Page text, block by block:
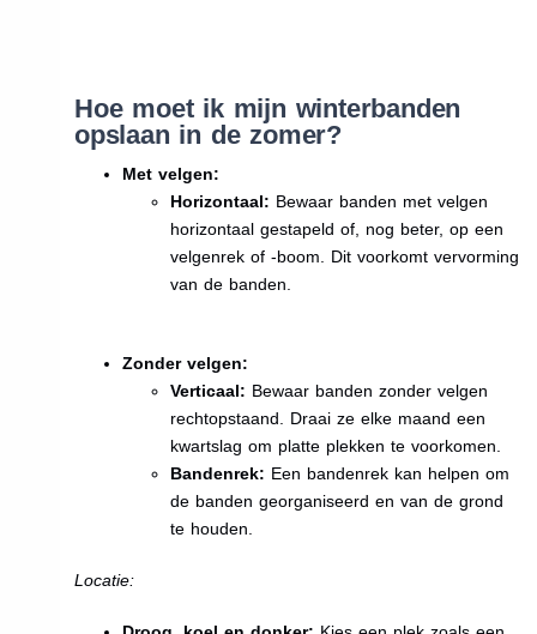
Hoe moet ik mijn winterbanden
opslaan in de zomer?
Met velgen:
Horizontaal: Bewaar banden met velgen
horizontaal gestapeld of, nog beter, op een
velgenrek of -boom. Dit voorkomt vervorming
van de banden.
Zonder velgen:
Verticaal: Bewaar banden zonder velgen
rechtopstaand. Draai ze elke maand een
kwartslag om platte plekken te voorkomen.
Bandenrek: Een bandenrek kan helpen om
de banden georganiseerd en van de grond
te houden.
Locatie: